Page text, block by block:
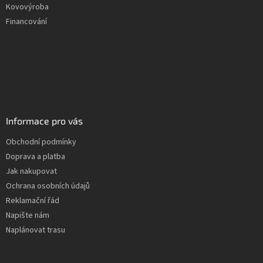
Kovovýroba
Financování
Informace pro vás
Obchodní podmínky
Doprava a platba
Jak nakupovat
Ochrana osobních údajů
Reklamační řád
Napište nám
Naplánovat trasu